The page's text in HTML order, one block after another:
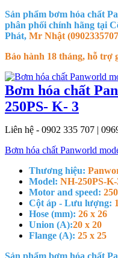
Sản phẩm bơm hóa chất
phân phối chính hãng tại
Phát, Mr Nhật
Bảo hành 18 tháng, hỗ trợ
Bơm hóa chất
250PS- K- 3
Liên hệ - 0902 335 707 |
Bơm hóa chất Panworld
Thương hiệu:
Model: NH-250PS-
Motor and speed:
Cột áp - Lưu lượng:
Hose (mm): 26 x 26
Union (A):20 x 20
Flange (A): 25 x 25
Sản phẩm bơm hóa chất